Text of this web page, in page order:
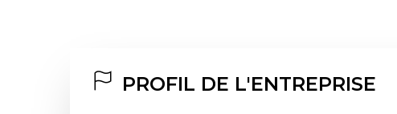
PROFIL DE L'ENTREPRISE